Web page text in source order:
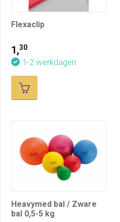
Flexaclip
1,30
1-2 werkdagen
Heavymed bal / Zware
bal 0,5-5 kg